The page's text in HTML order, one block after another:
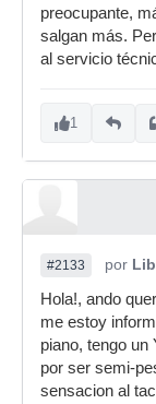
preocupante,
salgan más.
al servicio
1
#2133 por
Hola!, ando
me estoy
piano, tengo un
por ser semi-
sensacion al